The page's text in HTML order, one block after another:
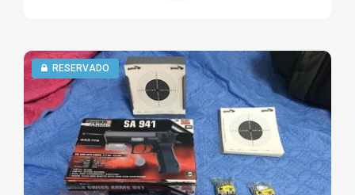
RESERVADO